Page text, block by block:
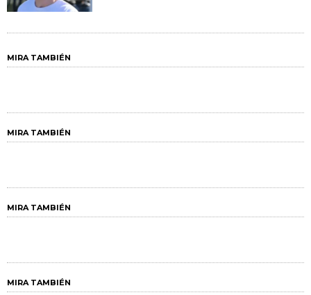
MIRA TAMBIÉN
MIRA TAMBIÉN
MIRA TAMBIÉN
MIRA TAMBIÉN